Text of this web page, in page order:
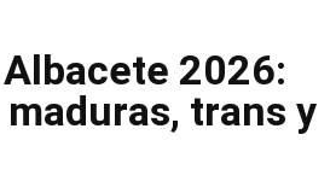
2026:
trans y